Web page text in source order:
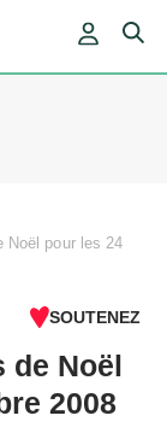
Noël pour les 24
SOUTENEZ
de Noël
2008